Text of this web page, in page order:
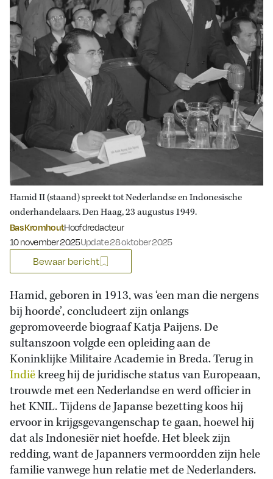
Hamid II (staand) spreekt tot Nederlandse en Indonesische
onderhandelaars. Den Haag, 23 augustus 1949.
Bas KromhoutHoofdredacteur
Gepubliceerd op:
10 november 2025Update 28 oktober 2025
Bewaar bericht
Hamid, geboren in 1913, was ‘een man die nergens
bij hoorde’, concludeert zijn onlangs
gepromoveerde biograaf Katja Paijens. De
sultanszoon volgde een opleiding aan de
Koninklijke Militaire Academie in Breda. Terug in
Indiëkreeg hij de juridische status van Europeaan,
trouwde met een Nederlandse en werd officier in
het KNIL. Tijdens de Japanse bezetting koos hij
ervoor in krijgsgevangenschap te gaan, hoewel hij
dat als Indonesiër niet hoefde. Het bleek zijn
redding, want de Japanners vermoordden zijn hele
familie vanwege hun relatie met de Nederlanders.